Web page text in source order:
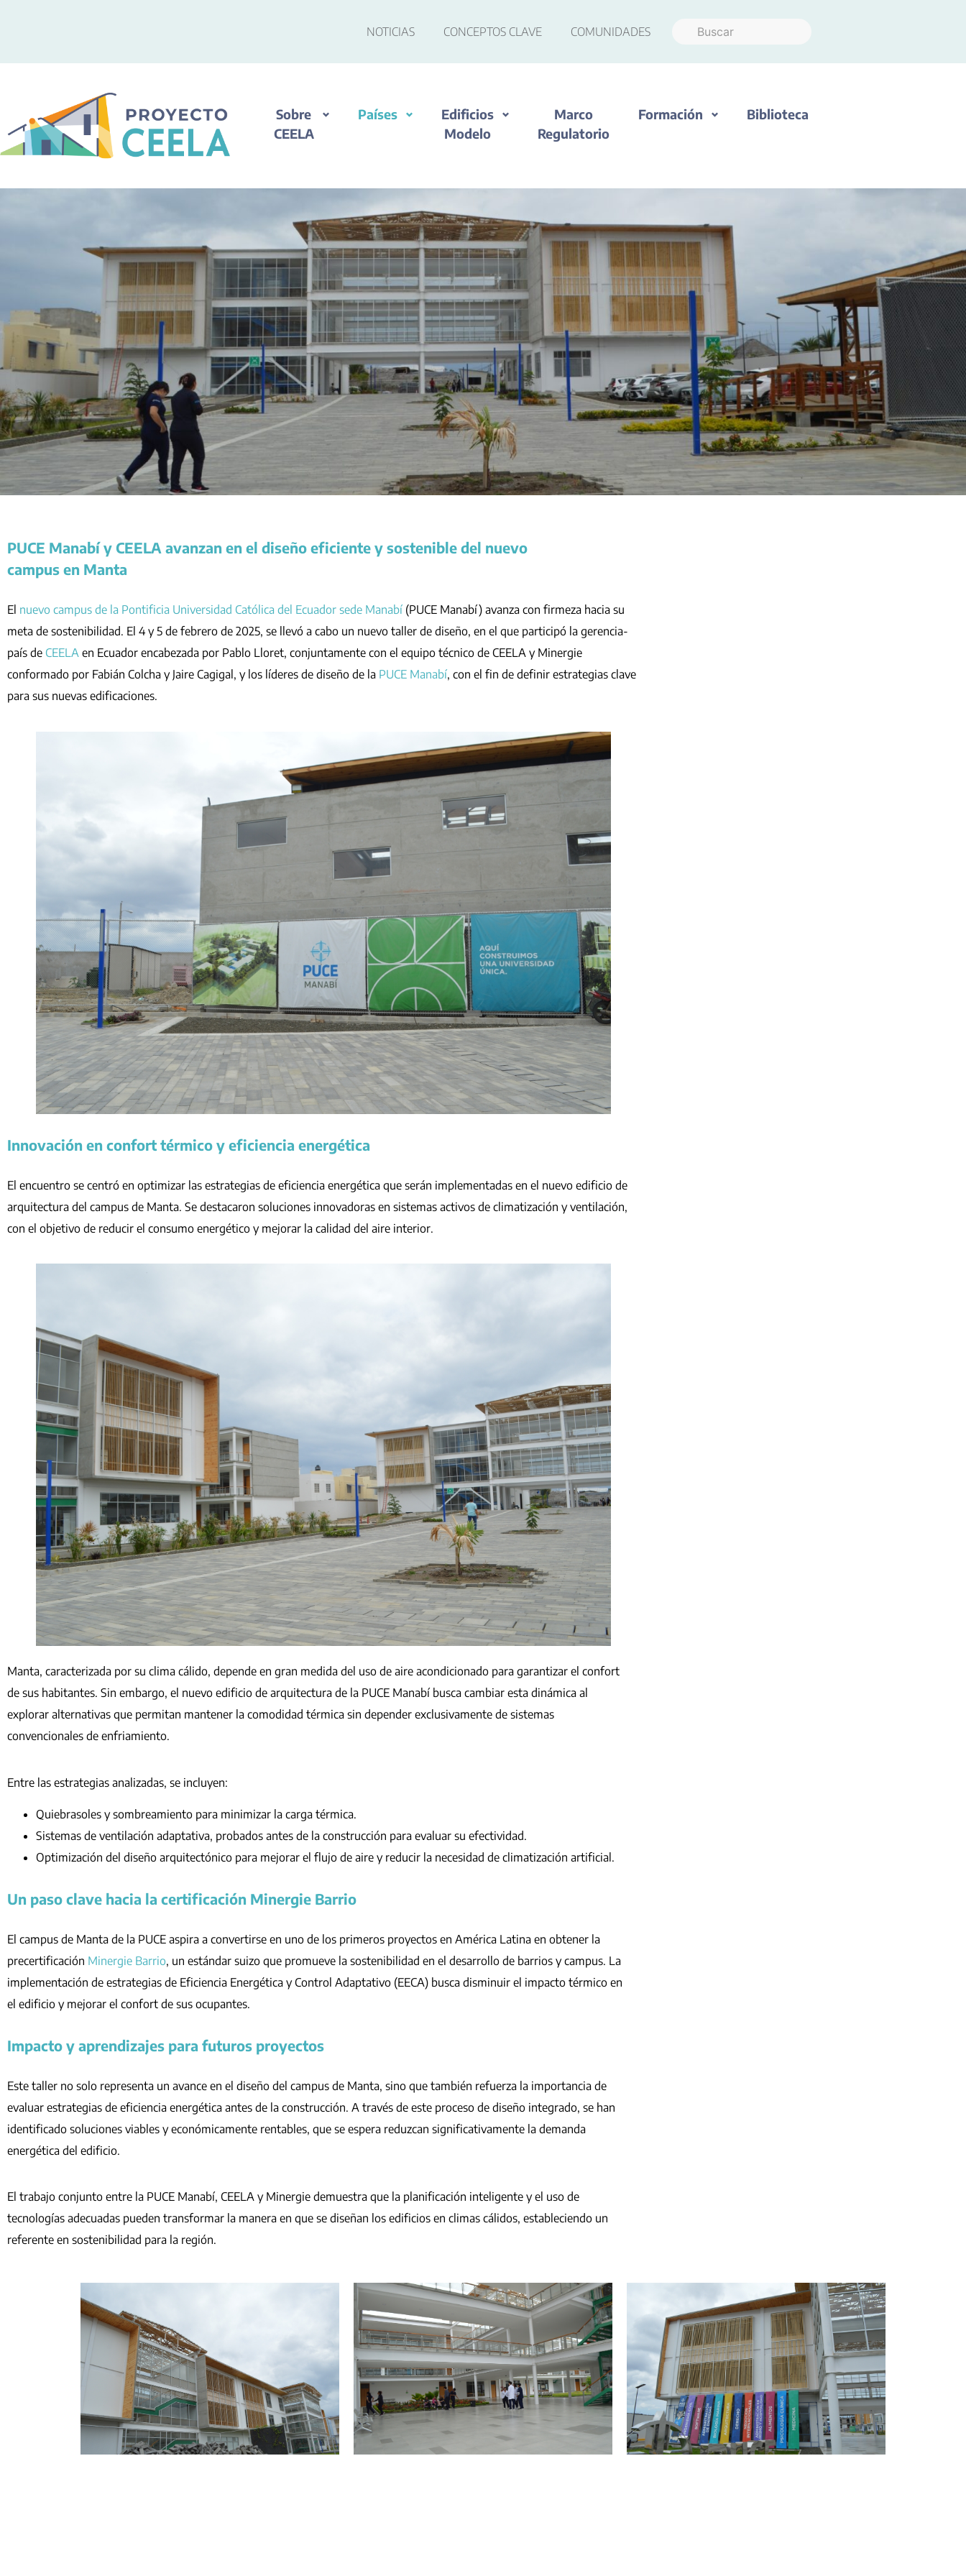
NOTICIAS CONCEPTOS CLAVE COMUNIDADES
Sobre
CEELA
Países
Edificios
Modelo
Marco
Regulatorio
Formación Biblioteca
PUCE Manabí y CEELA avanzan en el diseño eficiente y sostenible del nuevo
campus en Manta
El nuevo campus de la Pontificia Universidad Católica del Ecuador sede Manabí (PUCE Manabí) avanza con firmeza hacia su
meta de sostenibilidad. El 4 y 5 de febrero de 2025, se llevó a cabo un nuevo taller de diseño, en el que participó la gerencia-
país de CEELA en Ecuador encabezada por Pablo Lloret, conjuntamente con el equipo técnico de CEELA y Minergie
conformado por Fabián Colcha y Jaire Cagigal, y los líderes de diseño de la PUCE Manabí, con el fin de definir estrategias clave
para sus nuevas edificaciones.
Innovación en confort térmico y eficiencia energética
El encuentro se centró en optimizar las estrategias de eficiencia energética que serán implementadas en el nuevo edificio de
arquitectura del campus de Manta. Se destacaron soluciones innovadoras en sistemas activos de climatización y ventilación,
con el objetivo de reducir el consumo energético y mejorar la calidad del aire interior.
Manta, caracterizada por su clima cálido, depende en gran medida del uso de aire acondicionado para garantizar el confort
de sus habitantes. Sin embargo, el nuevo edificio de arquitectura de la PUCE Manabí busca cambiar esta dinámica al
explorar alternativas que permitan mantener la comodidad térmica sin depender exclusivamente de sistemas
convencionales de enfriamiento.
Entre las estrategias analizadas, se incluyen:
Quiebrasoles y sombreamiento para minimizar la carga térmica.
Sistemas de ventilación adaptativa, probados antes de la construcción para evaluar su efectividad.
Optimización del diseño arquitectónico para mejorar el flujo de aire y reducir la necesidad de climatización artificial.
Un paso clave hacia la certificación Minergie Barrio
El campus de Manta de la PUCE aspira a convertirse en uno de los primeros proyectos en América Latina en obtener la
precertificación Minergie Barrio, un estándar suizo que promueve la sostenibilidad en el desarrollo de barrios y campus. La
implementación de estrategias de Eficiencia Energética y Control Adaptativo (EECA) busca disminuir el impacto térmico en
el edificio y mejorar el confort de sus ocupantes.
Impacto y aprendizajes para futuros proyectos
Este taller no solo representa un avance en el diseño del campus de Manta, sino que también refuerza la importancia de
evaluar estrategias de eficiencia energética antes de la construcción. A través de este proceso de diseño integrado, se han
identificado soluciones viables y económicamente rentables, que se espera reduzcan significativamente la demanda
energética del edificio.
El trabajo conjunto entre la PUCE Manabí, CEELA y Minergie demuestra que la planificación inteligente y el uso de
tecnologías adecuadas pueden transformar la manera en que se diseñan los edificios en climas cálidos, estableciendo un
referente en sostenibilidad para la región.